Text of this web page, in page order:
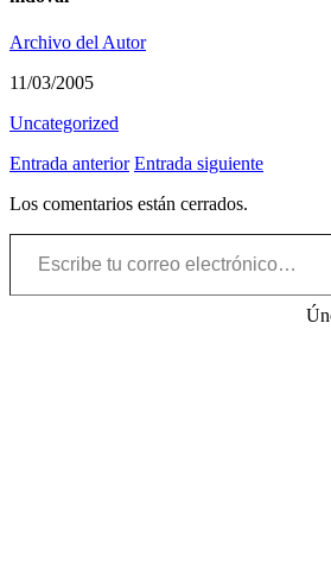
Archivo del Autor
11/03/2005
Uncategorized
Entrada anterior Entrada siguiente
Los comentarios están cerrados.
Escribe tu correo electrónico…